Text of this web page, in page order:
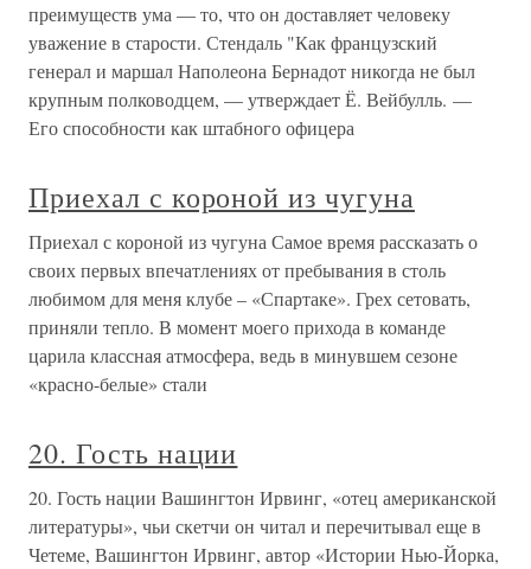
преимуществ ума — то, что он доставляет человеку
уважение в старости. Стендаль "Как французский
генерал и маршал Наполеона Бернадот никогда не был
крупным полководцем, — утверждает Ё. Вейбулль. —
Его способности как штабного офицера
Приехал с короной из чугуна
Приехал с короной из чугуна Самое время рассказать о
своих первых впечатлениях от пребывания в столь
любимом для меня клубе – «Спартаке». Грех сетовать,
приняли тепло. В момент моего прихода в команде
царила классная атмосфера, ведь в минувшем сезоне
«красно-белые» стали
20. Гость нации
20. Гость нации Вашингтон Ирвинг, «отец американской
литературы», чьи скетчи он читал и перечитывал еще в
Четеме, Вашингтон Ирвинг, автор «Истории Нью-Йорка,